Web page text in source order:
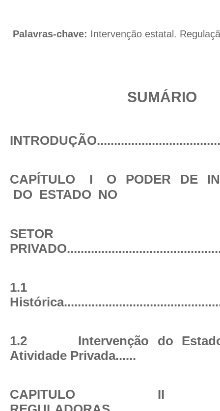
Palavras-chave: Intervenção estatal.
SUMÁRIO
INTRODUÇÃO
CAPÍTULO I O PODER DE
DO ESTADO NO
SETOR
PRIVADO
1.1
Histórica
1.2
Intervenção do
Atividade Privada......
CAPITULO II